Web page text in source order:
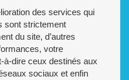
des services qui
sont strictement
du site, d’autres
votre
à-dire ceux destinés aux
sociaux et enfin